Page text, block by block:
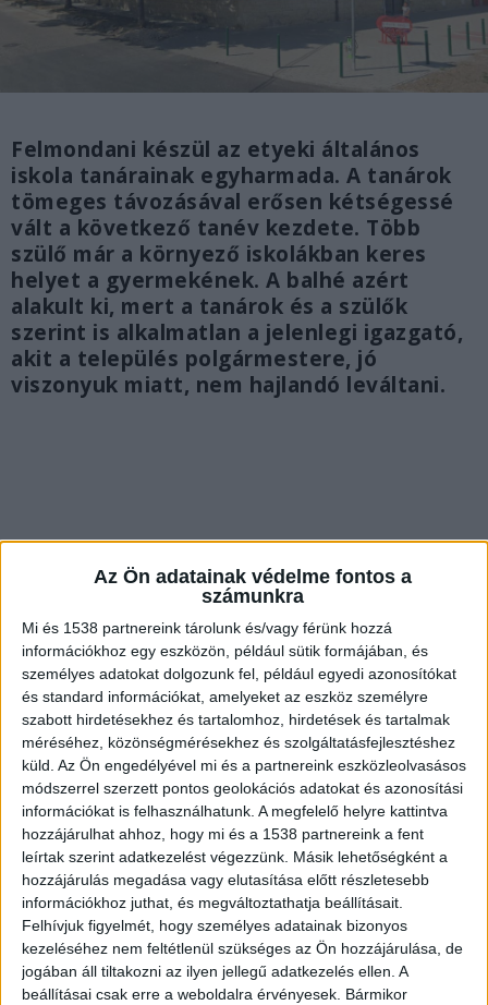
Az Ön adatainak védelme fontos a
számunkra
Mi és 1538 partnereink tárolunk és/vagy férünk hozzá
információkhoz egy eszközön, például sütik formájában, és
személyes adatokat dolgozunk fel, például egyedi azonosítókat
és standard információkat, amelyeket az eszköz személyre
szabott hirdetésekhez és tartalomhoz, hirdetések és tartalmak
méréséhez, közönségmérésekhez és szolgáltatásfejlesztéshez
küld. Az Ön engedélyével mi és a partnereink eszközleolvasásos
módszerrel szerzett pontos geolokációs adatokat és azonosítási
információkat is felhasználhatunk. A megfelelő helyre kattintva
hozzájárulhat ahhoz, hogy mi és a 1538 partnereink a fent
leírtak szerint adatkezelést végezzünk. Másik lehetőségként a
hozzájárulás megadása vagy elutasítása előtt részletesebb
információkhoz juthat, és megváltoztathatja beállításait.
Felhívjuk figyelmét, hogy személyes adatainak bizonyos
kezeléséhez nem feltétlenül szükséges az Ön hozzájárulása, de
jogában áll tiltakozni az ilyen jellegű adatkezelés ellen. A
beállításai csak erre a weboldalra érvényesek. Bármikor
Felmondani készül az etyeki általános
iskola tanárainak egyharmada. A tanárok
tömeges távozásával erősen kétségessé
vált a következő tanév kezdete. Több
szülő már a környező iskolákban keres
helyet a gyermekének. A balhé azért
alakult ki, mert a tanárok és a szülők
szerint is alkalmatlan a jelenlegi igazgató,
akit a település polgármestere, jó
viszonyuk miatt, nem hajlandó leváltani.
Botrány az etyeki iskolában
A botrány azután tört ki, hogy a tantestület és a
szülői munkaközösség már évek óta
reménytelenül küzd a Német Nemzetiségi
Általános Iskola igazgatójával. Az érintettek az
állítják, hogy Nyeste Ferenc egyszerűen nem
végzi el a munkáját. Ezért az iskola káoszosan
működik, nem is fejlődik, ha pedig a tanárok és a